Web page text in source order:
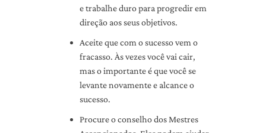
e trabalhe duro para progredir em
direção aos seus objetivos.
Aceite que com o sucesso vem o
fracasso. Às vezes você vai cair,
mas o importante é que você se
levante novamente e alcance o
sucesso.
Procure o conselho dos Mestres